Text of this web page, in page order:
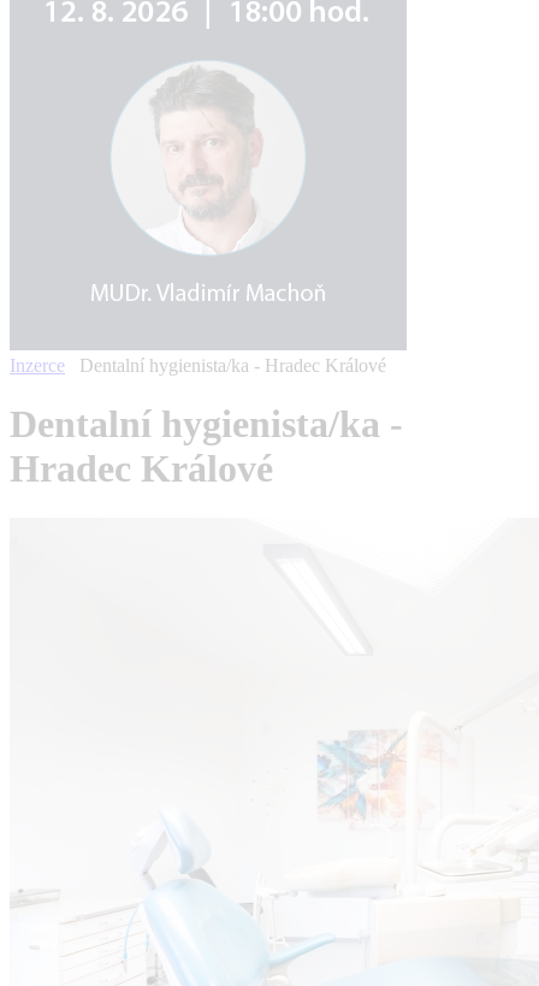
Inzerce Dentalní hygienista/ka - Hradec Králové
Dentalní hygienista/ka -
Hradec Králové